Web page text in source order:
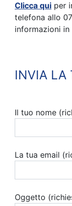
Clicca qui per
telefona allo
informazioni
INVIA LA
Il tuo nome
La tua email
Oggetto